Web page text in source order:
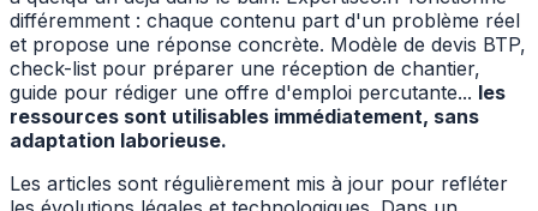
différemment : chaque contenu part d'un problème réel
et propose une réponse concrète. Modèle de devis BTP,
check-list pour préparer une réception de chantier,
guide pour rédiger une offre d'emploi percutante... les
ressources sont utilisables immédiatement, sans
adaptation laborieuse.
Les articles sont régulièrement mis à jour pour refléter